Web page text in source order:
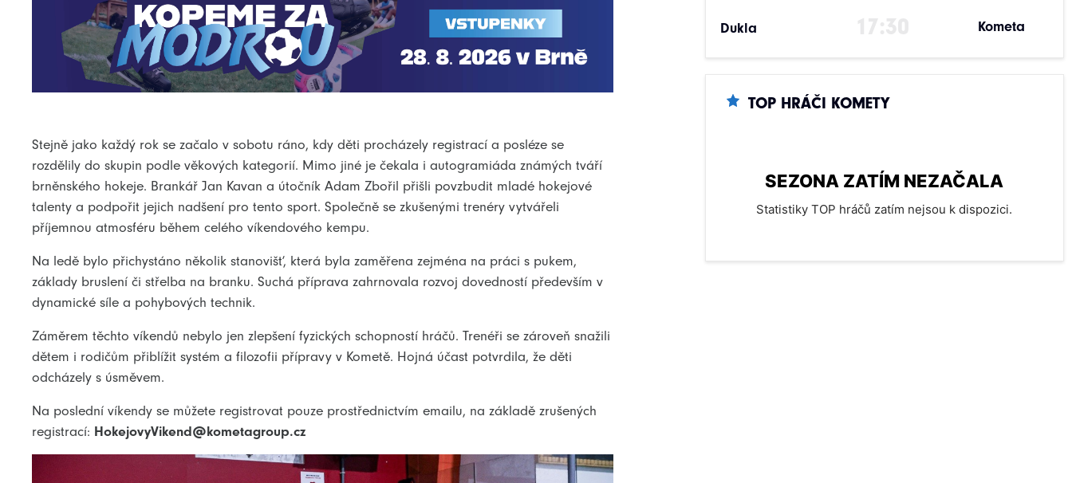
Stejně jako každý rok se začalo v sobotu ráno, kdy děti procházely registrací a posléze se
rozdělily do skupin podle věkových kategorií. Mimo jiné je čekala i autogramiáda známých tváří
brněnského hokeje. Brankář Jan Kavan a útočník Adam Zbořil přišli povzbudit mladé hokejové
talenty a podpořit jejich nadšení pro tento sport. Společně se zkušenými trenéry vytvářeli
příjemnou atmosféru během celého víkendového kempu.
Na ledě bylo přichystáno několik stanovišť, která byla zaměřena zejména na práci s pukem,
základy bruslení či střelba na branku. Suchá příprava zahrnovala rozvoj dovedností především v
dynamické síle a pohybových technik.
Záměrem těchto víkendů nebylo jen zlepšení fyzických schopností hráčů. Trenéři se zároveň snažili
dětem i rodičům přiblížit systém a filozofii přípravy v Kometě. Hojná účast potvrdila, že děti
odcházely s úsměvem.
Na poslední víkendy se můžete registrovat pouze prostřednictvím emailu, na základě zrušených
registrací: HokejovyVikend@kometagroup.cz
Dukla Kometa
TOP HRÁČI KOMETY
SEZONA ZATÍM NEZAČALA
Statistiky TOP hráčů zatím nejsou k dispozici.